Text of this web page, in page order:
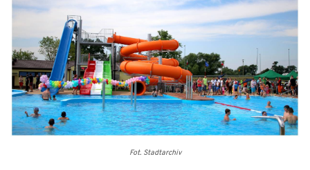
Fot. Stadtarchiv